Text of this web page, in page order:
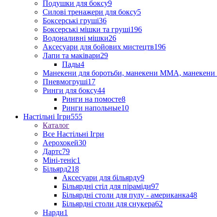
Подушки для боксу9
Силові тренажери для боксу5
Боксерські груші36
Боксерські мішки та груші196
Водоналивні мішки26
Аксесуари для бойових мистецтв196
Лапи та маківари29
Пады4
Манекени для боротьби, манекени ММА, манекени
Пневмогруші17
Ринги для боксу44
Ринги на помосте8
Ринги напольные10
Настільні Ігри555
Каталог
Все Настільні Ігри
Аерохокей30
Дартс79
Міні-теніс1
Більярд218
Аксесуари для більярду9
Більярдні стіл для піраміди97
Більярдні столи для пулу - американка48
Більярдні столи для снукера62
Нарди1